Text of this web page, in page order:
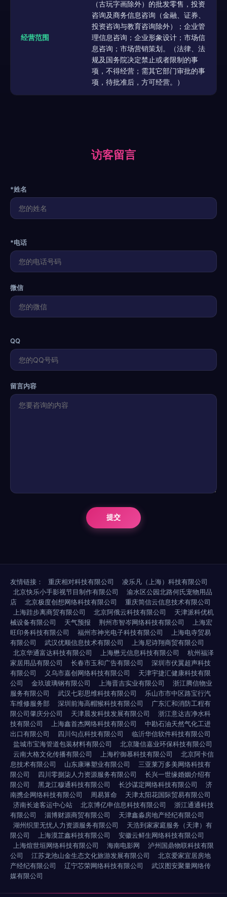
经营范围
（古玩字画除外）的批发零售，投资
咨询及商务信息咨询（金融、证券、
投资咨询与教育咨询除外）；企业管
理信息咨询；企业形象设计；市场信
息咨询；市场营销策划。（法律、法
规及国务院决定禁止或者限制的事
项，不得经营；需其它部门审批的事
项，待批准后，方可经营。）
访客留言
*姓名
*电话
微信
QQ
留言内容
友情链接： 重庆相对科技有限公司
凌乐凡（上海）科技有限公司
北京快乐小手影视节目制作有限公司
渝水区公园北路何氏宠物用品
店
北京极度创想网络科技有限公司
重庆简信云信息技术有限公司
上海跬步离商贸有限公司
北京阿俄云科技有限公司
天津派科优机
械设备有限公司
天气预报 荆州市智岑网络科技有限公司
上海宏
旺印务科技有限公司
福州市神光电子科技有限公司
上海电寺贸易
有限公司
武汉优顺信息技术有限公司
上海尼诗翔商贸有限公司
北京华通富达科技有限公司
上海懋元信息科技有限公司
杭州福泽
家居用品有限公司
长春市玉和广告有限公司
深圳市伏翼超声科技
有限公司
义乌市嘉创网络科技有限公司
天津宇捷汇健康科技有限
公司
金玖玻璃钢有限公司 上海晋吉实业有限公司
浙江腾信物业
服务有限公司
武汉七彩思维科技有限公司
乐山市市中区路宝行汽
车维修服务部
深圳前海高帽猴科技有限公司
广东汇和消防工程有
限公司肇庆分公司
天津晨发科技发展有限公司
浙江意达吉净水科
技有限公司
上海鑫首杰网络科技有限公司
中勘石油天然气化工进
出口有限公司
四川勾点科技有限公司
临沂华信软件科技有限公司
盐城市宝海管道包装材料有限公司
北京隆信嘉业环保科技有限公司
云南大格文化传播有限公司
上海柠御慕科技有限公司
北京阿卡信
息技术有限公司
山东康琳塑业有限公司
三亚莱万多美网络科技有
限公司
四川零捌柒人力资源服务有限公司
长兴一世缘婚姻介绍有
限公司
黑龙江穆通科技有限公司 长沙谋定网络科技有限公司
济
南携企网络科技有限公司
周易算命
天津太阳花国际贸易有限公司
济南长途客运中心站
北京博亿申信息科技有限公司
浙江通通科技
有限公司
淄博财源商贸有限公司
天津鑫淼房地产经纪有限公司
湖州织里无忧人力资源服务有限公司
天浩到家家庭服务（天津）有
限公司
上海漠芷鑫科技有限公司
安徽云鲜生网络科技有限公司
上海煊世垣网络科技有限公司
海南电影网
泸州国鼎物联科技有限
公司
江苏龙池山金生态文化旅游发展有限公司
北京爱家宜居房地
产经纪有限公司
辽宁芯荣网络科技有限公司
武汉图安聚量网络传
媒有限公司